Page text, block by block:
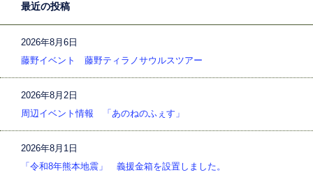
最近の投稿
2026年8月6日
藤野イベント 藤野ティラノサウルスツアー
2026年8月2日
周辺イベント情報 「あのねのふぇす」
2026年8月1日
「令和8年熊本地震」 義援金箱を設置しました。